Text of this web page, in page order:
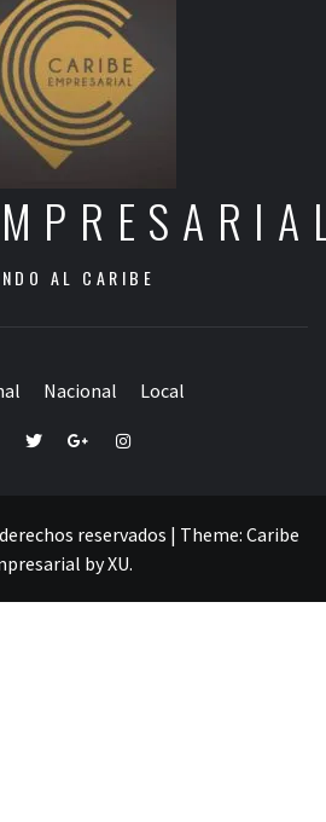
AL CARIBE
Nacional Local
TwitterGoogle+Instagram
reservados | Theme: Caribe
byXU.